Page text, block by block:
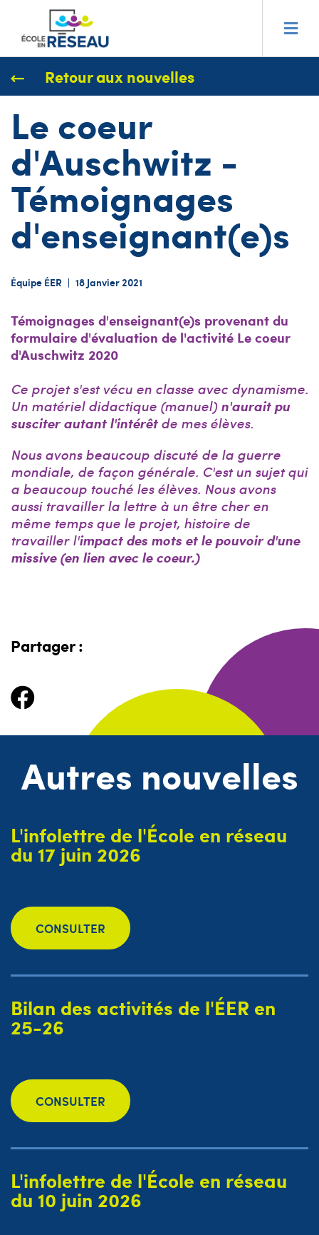
Retour aux nouvelles
Le coeur
d'Auschwitz -
Témoignages
d'enseignant(e)s
Équipe ÉER | 18 Janvier 2021
Témoignages d'enseignant(e)s provenant du
formulaire d'évaluation de l'activité Le coeur
d'Auschwitz 2020
Ce projet s'est vécu en classe avec dynamisme.
Un matériel didactique (manuel) n'aurait pu
susciter autant l'intérêtde mes élèves.
Nous avons beaucoup discuté de la guerre
mondiale, de façon générale. C'est un sujet qui
a beaucoup touché les élèves. Nous avons
aussi travailler la lettre à un être cher en
même temps que le projet, histoire de
travailler l'impact des mots et le pouvoir d'une
missive (en lien avec le coeur.)
Partager :
Autres nouvelles
L'infolettre de l'École en réseau
du 17 juin 2026
CONSULTER
Bilan des activités de l'ÉER en
25-26
CONSULTER
L'infolettre de l'École en réseau
du 10 juin 2026